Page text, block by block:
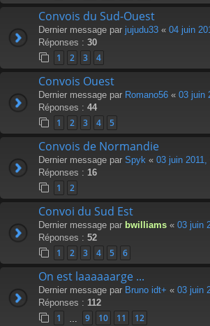
Convois du Sud-Ouest
Dernier message par jujudu33 « 04 juin
Réponses : 30
1 2 3 4
Convois Ouest
Dernier message par Romano56 « 03 juin
Réponses : 44
1 2 3 4 5
Convois de Normandie
Dernier message par Spyk « 03 juin 2011,
Réponses : 16
1 2
Convoi du Sud Est
Dernier message par bwilliams « 03 juin
Réponses : 52
1 2 3 4 5 6
On est laaaaaarge ...
Dernier message par Bruno idt+ « 03 juin
Réponses : 112
1 9 10 11 12